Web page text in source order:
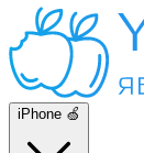
iPhone 🍏